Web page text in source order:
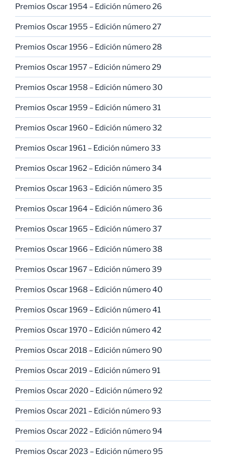
Premios Oscar 1954 – Edición número 26
Premios Oscar 1955 – Edición número 27
Premios Oscar 1956 – Edición número 28
Premios Oscar 1957 – Edición número 29
Premios Oscar 1958 – Edición número 30
Premios Oscar 1959 – Edición número 31
Premios Oscar 1960 – Edición número 32
Premios Oscar 1961 – Edición número 33
Premios Oscar 1962 – Edición número 34
Premios Oscar 1963 – Edición número 35
Premios Oscar 1964 – Edición número 36
Premios Oscar 1965 – Edición número 37
Premios Oscar 1966 – Edición número 38
Premios Oscar 1967 – Edición número 39
Premios Oscar 1968 – Edición número 40
Premios Oscar 1969 – Edición número 41
Premios Oscar 1970 – Edición número 42
Premios Oscar 2018 – Edición número 90
Premios Oscar 2019 – Edición número 91
Premios Oscar 2020 – Edición número 92
Premios Oscar 2021 – Edición número 93
Premios Oscar 2022 – Edición número 94
Premios Oscar 2023 – Edición número 95